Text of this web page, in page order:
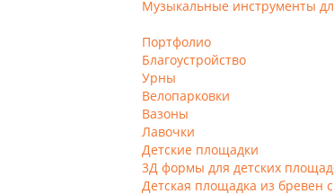
Музыкальные инструменты
Портфолио
Благоустройство
Урны
Велопарковки
Вазоны
Лавочки
Детские площадки
3Д формы для детских
Детская площадка из бревен